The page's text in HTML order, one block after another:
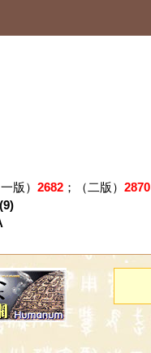
版） 2682；（二版） 2870